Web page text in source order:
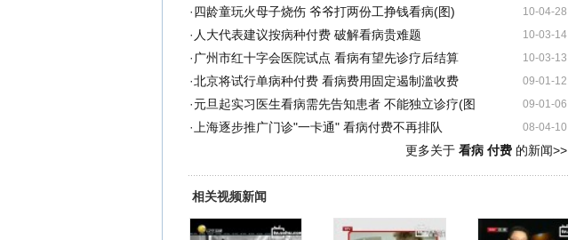
10-04-28
·四龄童玩火母子烧伤 爷爷打两份工挣钱看病(图)
10-03-14
· 人大代表建议按病种付费 破解看病贵难题
10-03-13
· 广州市红十字会医院试点 看病有望先诊疗后结算
09-01-12
·北京将试行单病种付费 看病费用固定遏制滥收费
09-01-06
·元旦起实习医生看病需先告知患者 不能独立诊疗(图
08-04-10
· 上海逐步推广门诊"一卡通" 看病付费不再排队
更多关于 看病 付费的新闻>>
相关视频新闻